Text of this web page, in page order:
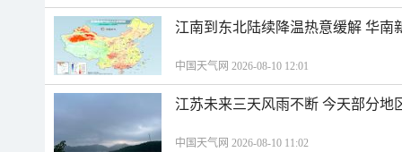
江南到东北陆续降温热意缓解 华南
中国天气网 2026-08-10 12:01
江苏未来三天风雨不断 今天部分地
中国天气网 2026-08-10 11:02